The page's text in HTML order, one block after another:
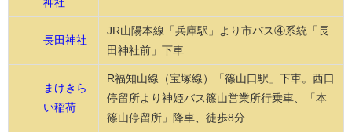
神社
長田神社
JR山陽本線「兵庫駅」より市バス④系統「長
田神社前」下車
まけきら
い稲荷
R福知山線（宝塚線）「篠山口駅」下車。西口
停留所より神姫バス篠山営業所行乗車、「本
篠山停留所」降車、徒歩8分